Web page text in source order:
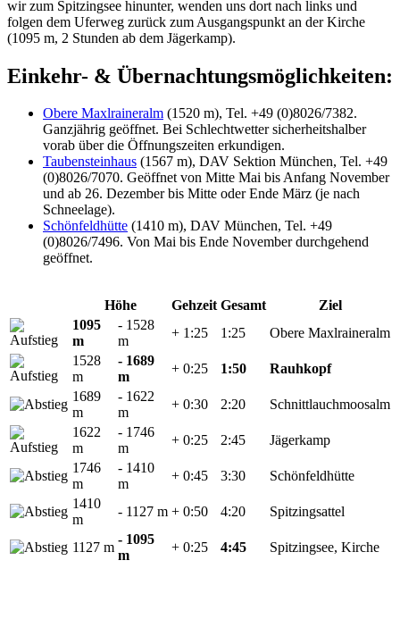
wir zum Spitzingsee hinunter, wenden uns dort nach links und
folgen dem Uferweg zurück zum Ausgangspunkt an der Kirche
(1095 m, 2 Stunden ab dem Jägerkamp).
Einkehr- & Übernachtungsmöglichkeiten:
Obere Maxlraineralm (1520 m), Tel. +49 (0)8026/7382.
Ganzjährig geöffnet. Bei Schlechtwetter sicherheitshalber
vorab über die Öffnungszeiten erkundigen.
Taubensteinhaus (1567 m), DAV Sektion München, Tel. +49
(0)8026/7070. Geöffnet von Mitte Mai bis Anfang November
und ab 26. Dezember bis Mitte oder Ende März (je nach
Schneelage).
Schönfeldhütte (1410 m), DAV München, Tel. +49
(0)8026/7496. Von Mai bis Ende November durchgehend
geöffnet.
Höhe Gehzeit Gesamt
Ziel
1095
m
- 1528
m
+ 1:25 1:25
Obere Maxlraineralm
1528
m
- 1689
m
+ 0:25 1:50
Rauhkopf
1689
m
- 1622
m
+ 0:30 2:20
Schnittlauchmoosalm
1622
m
- 1746
m
+ 0:25 2:45
Jägerkamp
1746
m
- 1410
m
+ 0:45 3:30
Schönfeldhütte
1410
m
- 1127 m + 0:50 4:20 Spitzingsattel
1127 m
- 1095
m
+ 0:25 4:45 Spitzingsee, Kirche